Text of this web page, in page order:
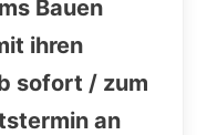
Bauen
ihren
sofort / zum
an